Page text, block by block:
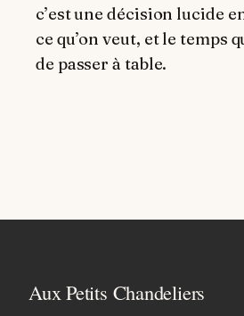
c’est une décision lucide
ce qu’on veut, et le temps
de passer à table.